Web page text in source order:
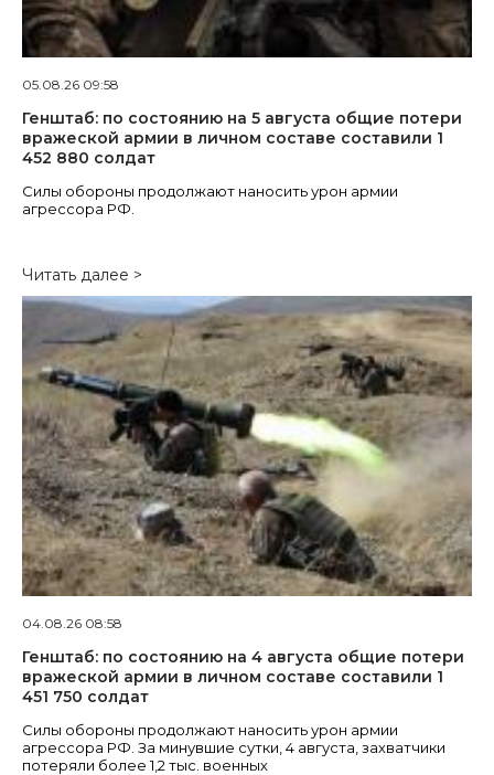
05.08.26 09:58
Генштаб: по состоянию на 5 августа общие потери
вражеской армии в личном составе составили 1
452 880 солдат
Силы обороны продолжают наносить урон армии
агрессора РФ.
Читать далее >
04.08.26 08:58
Генштаб: по состоянию на 4 августа общие потери
вражеской армии в личном составе составили 1
451 750 солдат
Силы обороны продолжают наносить урон армии
агрессора РФ. За минувшие сутки, 4 августа, захватчики
потеряли более 1,2 тыс. военных